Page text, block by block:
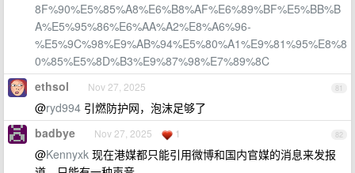
8F%90%E5%85%A8%E6%B8%AF%E6%89%BF%E5%BB%B
A%E5%95%86%E6%AA%A2%E8%A6%96-
%E5%9C%98%E9%AB%94%E5%80%A1%E9%81%95%E8%8
0%85%E5%8D%B3%E9%87%98%E7%89%8C
81
ethsol Nov 27, 2025
@ryd994 引燃防护网，泡沫足够了
82
badbye Nov 27, 2025 1
@Kennyxk 现在港媒都只能引用微博和国内官媒的消息来发报